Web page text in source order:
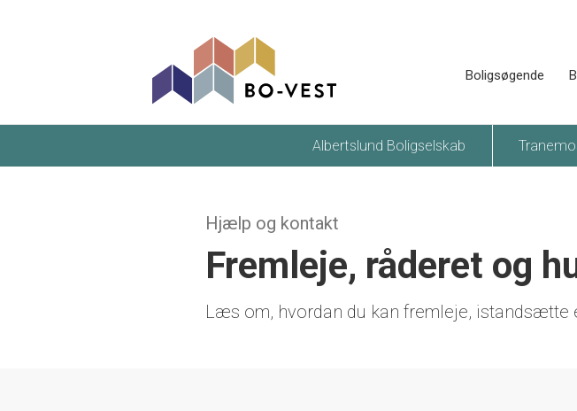
Boligsøgende
Albertslund Boligselskab
Hjælp og kontakt
Fremleje, råderet og
Læs om, hvordan du kan fremleje, istandsætte